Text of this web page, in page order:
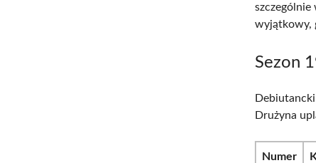
szczególnie
wyjątkowy,
Sezon
Drużyna
Numer